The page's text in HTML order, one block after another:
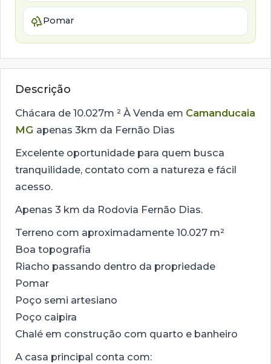
Pomar
Descrição
Chácara de 10.027m ² À Venda em Camanducaia
MG apenas 3km da Fernão Dias
Excelente oportunidade para quem busca
tranquilidade, contato com a natureza e fácil
acesso.
Apenas 3 km da Rodovia Fernão Dias.
Terreno com aproximadamente 10.027 m²
Boa topografia
Riacho passando dentro da propriedade
Pomar
Poço semi artesiano
Poço caipira
Chalé em construção com quarto e banheiro
A casa principal conta com: